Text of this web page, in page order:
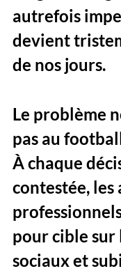
autrefois
devient
de nos jours.
Le problème
pas au
À chaque
contestée,
pour cible sur
sociaux et